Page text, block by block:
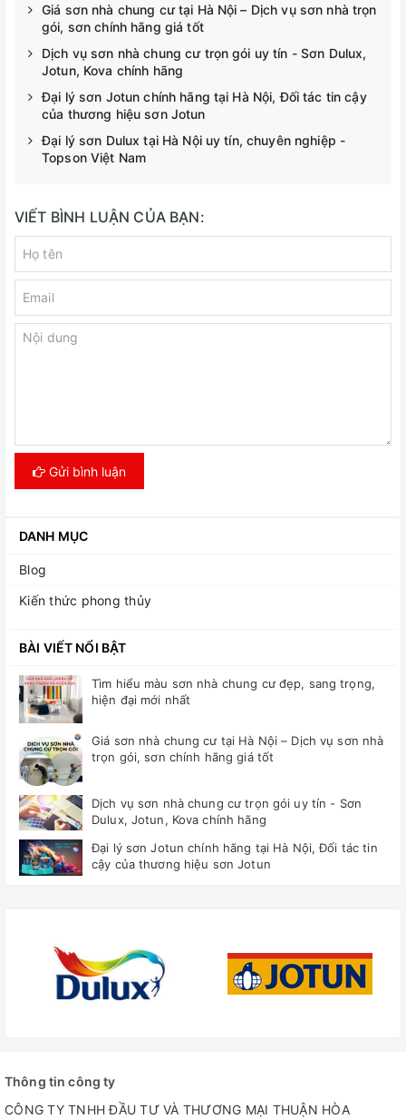
Giá sơn nhà chung cư tại Hà Nội – Dịch vụ sơn nhà trọn
gói, sơn chính hãng giá tốt
Dịch vụ sơn nhà chung cư trọn gói uy tín - Sơn Dulux,
Jotun, Kova chính hãng
Đại lý sơn Jotun chính hãng tại Hà Nội, Đối tác tin cậy
của thương hiệu sơn Jotun
Đại lý sơn Dulux tại Hà Nội uy tín, chuyên nghiệp -
Topson Việt Nam
VIẾT BÌNH LUẬN CỦA BẠN:
Gửi bình luận
DANH MỤC
Blog
Kiến thức phong thủy
BÀI VIẾT NỔI BẬT
Tìm hiểu màu sơn nhà chung cư đẹp, sang trọng,
hiện đại mới nhất
Giá sơn nhà chung cư tại Hà Nội – Dịch vụ sơn nhà
trọn gói, sơn chính hãng giá tốt
Dịch vụ sơn nhà chung cư trọn gói uy tín - Sơn
Dulux, Jotun, Kova chính hãng
Đại lý sơn Jotun chính hãng tại Hà Nội, Đối tác tin
cậy của thương hiệu sơn Jotun
Thông tin công ty
CÔNG TY TNHH ĐẦU TƯ VÀ THƯƠNG MẠI THUẬN HÒA